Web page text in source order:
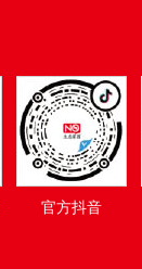
官方抖音